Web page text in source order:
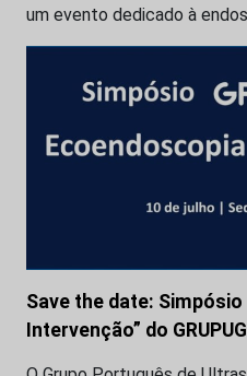
um evento dedicado à
Save the date:
Intervenção” do